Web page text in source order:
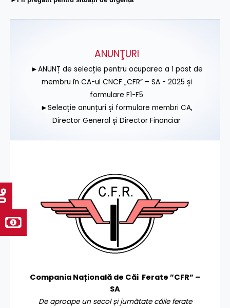
ANUNŢURI
►ANUNȚ de selecție pentru ocuparea a 1 post de
membru în CA-ul CNCF „CFR” – SA - 2025 și
formulare F1-F5
►Selecție anunțuri și formulare membri CA,
Director General și Director Financiar
Compania Națională de Căi Ferate ”CFR” –
SA
De aproape un secol și jumătate căile ferate